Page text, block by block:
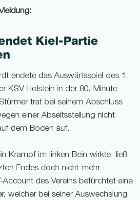
Kiel-Partie
endete das Auswärtsspiel des 1.
KSV Holstein in der 80. Minute
trat bei seinem Abschluss
einer Abseitsstellung nicht
dem Boden auf.
Krampf im linken Bein wirkte, ließ
Endes doch nicht mehr
-Account des Vereins befürchtet eine
welcher bei seiner Auswechslung